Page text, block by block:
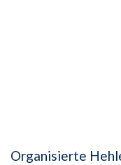
Organisierte